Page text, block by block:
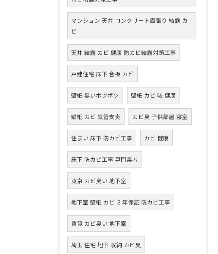
マンション 天井 コンクリート直張り 結露 カ
ビ
天井 結露 カビ 健康 防カビ結露対策工事
戸建住宅 床下 合板 カビ
壁紙 黒いポツポツ 壁紙 カビ 咳 健康
壁紙 カビ 気管支炎 カビ臭 子供部屋 寝室
住まい 床下 防カビ工事 カビ 健康
床下 防カビ工事 専門業者
東京 カビ臭い 地下室
地下室 壁紙 カビ ３年保証 防カビ工事
賃貸 カビ臭い 地下室
埼玉 住宅 地下 収納 カビ臭